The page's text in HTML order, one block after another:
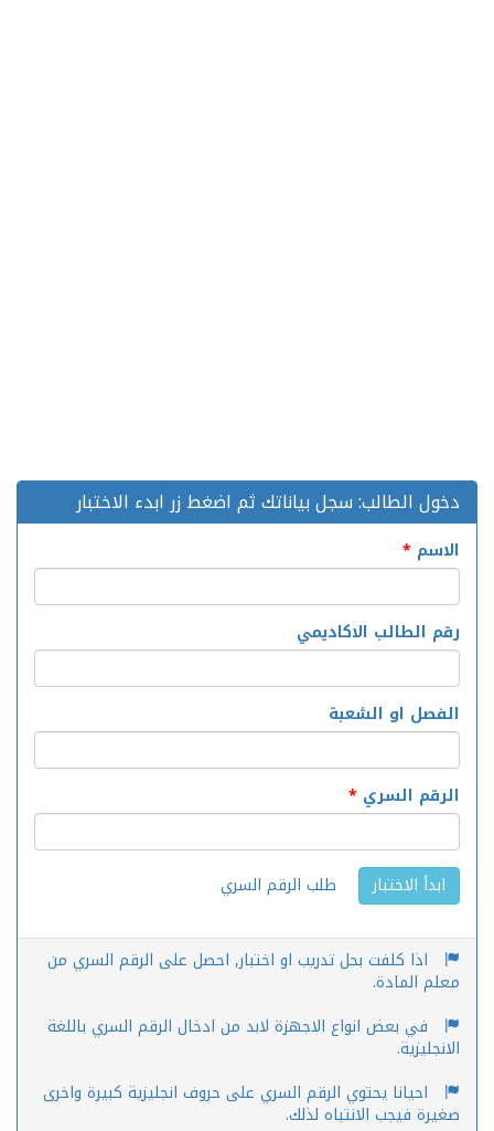
دخول الطالب: سجل بياناتك ثم اضغط زر ابدء الاختبار
الاسم *
رقم الطالب الاكاديمي
الفصل او الشعبة
الرقم السري *
ابدأ الاختبار طلب الرقم السري
اذا كلفت بحل تدريب او اختبار, احصل على الرقم السري من
معلم المادة.
في بعض انواع الاجهزة لابد من ادخال الرقم السري باللغة
الانجليزية.
احيانا يحتوي الرقم السري على حروف انجليزية كبيرة واخرى
صغيرة فيجب الانتباه لذلك.